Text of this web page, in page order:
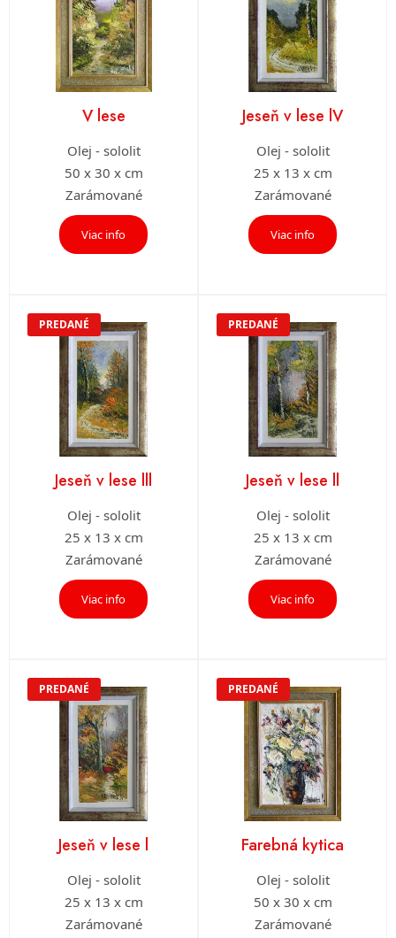
V lese
Olej - sololit
50 x 30 x cm
Zarámované
Viac info
Jeseň v lese lV
Olej - sololit
25 x 13 x cm
Zarámované
Viac info
PREDANÉ
Jeseň v lese lll
Olej - sololit
25 x 13 x cm
Zarámované
Viac info
PREDANÉ
Jeseň v lese ll
Olej - sololit
25 x 13 x cm
Zarámované
Viac info
PREDANÉ
Jeseň v lese l
Olej - sololit
25 x 13 x cm
Zarámované
PREDANÉ
Farebná kytica
Olej - sololit
50 x 30 x cm
Zarámované